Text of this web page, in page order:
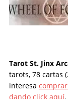
Tarot St. Jinx
tarots, 78 cartas
interesa
dando click aquí.